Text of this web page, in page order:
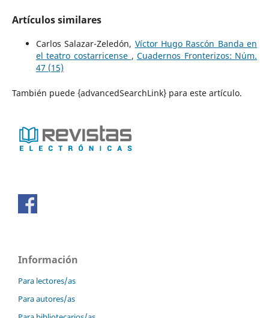
Artículos similares
Carlos Salazar-Zeledón, Víctor Hugo Rascón Banda en
el teatro costarricense ,Cuadernos Fronterizos: Núm.
47 (15)
También puede {advancedSearchLink} para este artículo.
Información
Para lectores/as
Para autores/as